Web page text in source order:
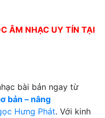
ÂM NHẠC UY TÍN TẠI
bài bản ngay từ
bản – nâng
Hưng Phát. Với kinh